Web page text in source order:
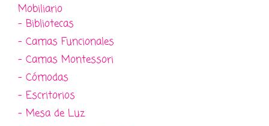
Mobiliario
- Bibliotecas
- Camas Funcionales
- Camas Montessori
- Cómodas
- Escritorios
- Mesa de Luz